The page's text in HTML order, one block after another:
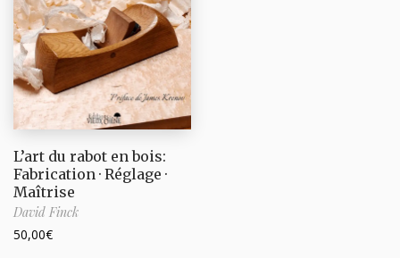
L’art du rabot en bois:
Fabrication · Réglage ·
Maîtrise
David Finck
50,00€